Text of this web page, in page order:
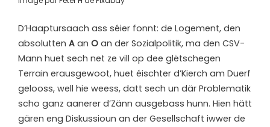
D’Haaptursaach ass séier fonnt: de Logement, den
absolutten A an O an der Sozialpolitik, ma den CSV-
Mann huet sech net ze vill op dee glëtschegen
Terrain erausgewoot, huet éischter d’Kierch am Duerf
gelooss, well hie weess, datt sech un där Problematik
scho ganz aanerer d’Zänn ausgebass hunn. Hien hätt
gären eng Diskussioun an der Gesellschaft iwwer de